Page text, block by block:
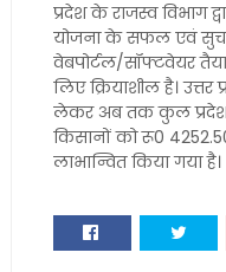
प्रदेश के राजस्व विभाग
योजना के सफल एवं
वेबपोर्टल/सॉफ्टवेयर
लिए क्रियाशील है।
लेकर अब तक कुल प्रदेश के
किसानों को रू0
लाभान्वित किया गया है।